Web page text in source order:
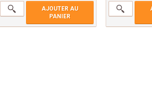
AJOUTER AU
PANIER